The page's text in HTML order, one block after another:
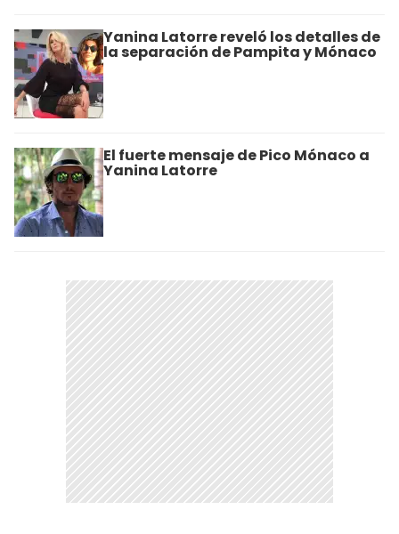
Yanina Latorre reveló los detalles de
la separación de Pampita y Mónaco
El fuerte mensaje de Pico Mónaco a
Yanina Latorre